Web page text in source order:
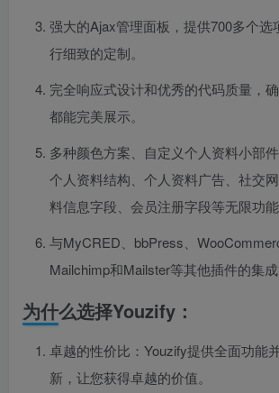
强大的Ajax管理面板，提供700多个选
行细致的定制。
完全响应式设计和优秀的代码质量，
都能完美展示。
多种颜色方案、自定义个人资料小部件
个人资料结构、个人资料广告、社交
料信息字段、会员注册字段等无限功能
与MyCRED、bbPress、
Mailchimp和Mailster等其他插件的集成
为什么选择Youzify：
卓越的性价比：Youzify提供全面功能
新，让您获得卓越的价值。